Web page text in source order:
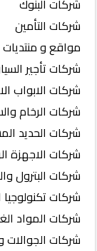
شركات التأمين
مواقع و
شركات تأجير
شركات الابواب
شركات الرخام
شركات الحديد
شركات الاجهزة
شركات البترول
شركات
شركات المواد
شركات الجوالات